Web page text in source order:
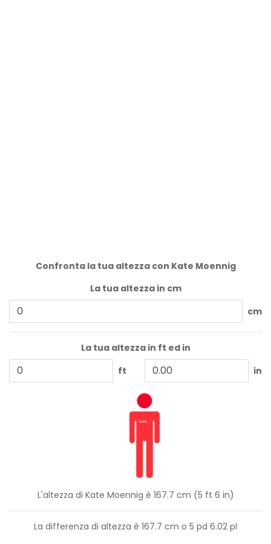
Confronta la tua altezza con Kate Moennig
La tua altezza in cm
cm
La tua altezza in ft ed in
ft
in
L'altezza di Kate Moennig è 167.7 cm (5 ft 6 in)
La differenza di altezza è 167.7 cm o 5 pd 6.02 pl